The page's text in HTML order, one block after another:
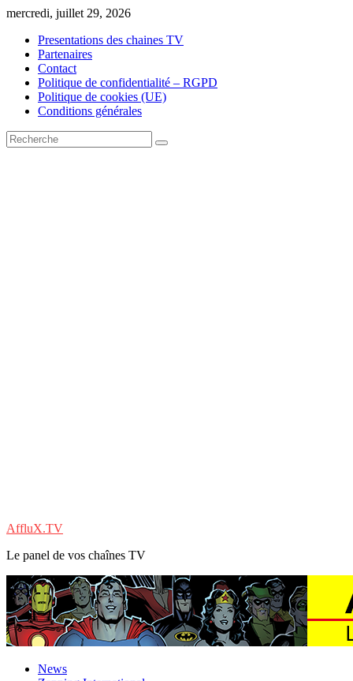
Skip
content
mercredi, juillet 29, 2026
Presentations des chaines TV
Partenaires
Contact
Politique de confidentialité – RGPD
Politique de cookies (UE)
Conditions générales
AffluX.TV
Le panel de vos chaînes TV
News